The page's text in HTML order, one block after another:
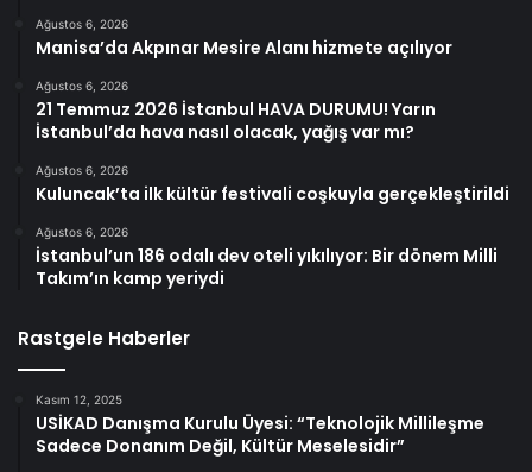
Ağustos 6, 2026
Manisa’da Akpınar Mesire Alanı hizmete açılıyor
Ağustos 6, 2026
21 Temmuz 2026 İstanbul HAVA DURUMU! Yarın
İstanbul’da hava nasıl olacak, yağış var mı?
Ağustos 6, 2026
Kuluncak’ta ilk kültür festivali coşkuyla gerçekleştirildi
Ağustos 6, 2026
İstanbul’un 186 odalı dev oteli yıkılıyor: Bir dönem Milli
Takım’ın kamp yeriydi
Rastgele Haberler
Kasım 12, 2025
USİKAD Danışma Kurulu Üyesi: “Teknolojik Millileşme
Sadece Donanım Değil, Kültür Meselesidir”